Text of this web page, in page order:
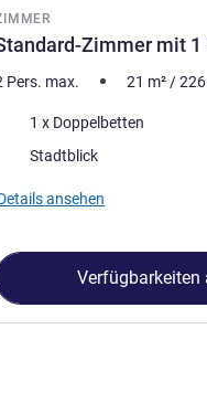
Zimmer mit 1
Pers. max. 21 m² /226
Bettwäsche
1 x Doppelbetten
Aussicht:Stadtblick
ansehen
Verfügbarkeiten